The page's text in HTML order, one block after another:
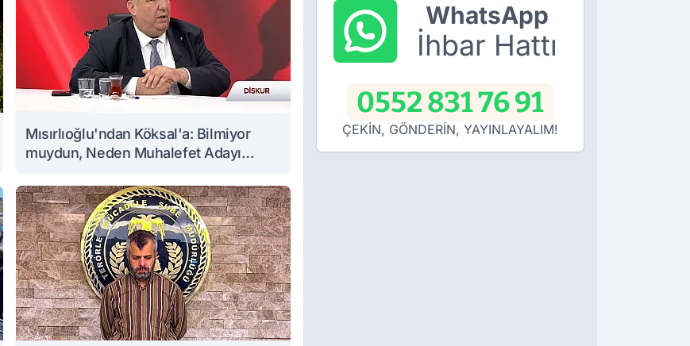
Mısırlıoğlu'ndan Köksal'a: Bilmiyor
muydun, Neden Muhalefet Adayı
WhatsApp
İhbar Hattı
0552 831 76 91
ÇEKİN, GÖNDERİN, YAYINLAYALIM!